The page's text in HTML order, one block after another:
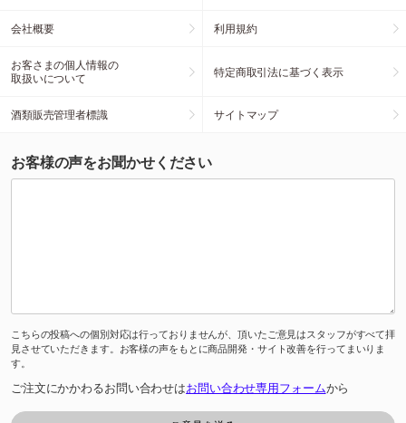
会社概要 利用規約
お客さまの個人情報の
取扱いについて
特定商取引法に基づく表示
酒類販売管理者標識 サイトマップ
お客様の声をお聞かせください
こちらの投稿への個別対応は行っておりませんが、頂いたご意見はスタッフがすべて拝
見させていただきます。お客様の声をもとに商品開発・サイト改善を行ってまいりま
す。
ご注文にかかわるお問い合わせはお問い合わせ専用フォームから